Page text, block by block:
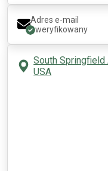
Adres e-mail
zweryfikowany
South Springfield
USA